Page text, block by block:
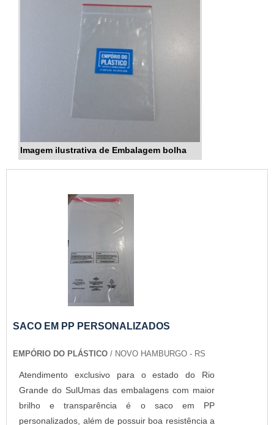
Imagem ilustrativa de Embalagem bolha
SACO EM PP PERSONALIZADOS
EMPÓRIO DO PLÁSTICO / NOVO HAMBURGO - RS
Atendimento exclusivo para o estado do Rio
Grande do SulUmas das embalagens com maior
brilho e transparência é o saco em PP
personalizados, além de possuir boa resistência a